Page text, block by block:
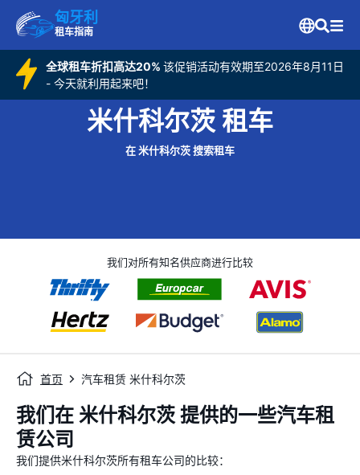
匈牙利
租车指南
全球租车折扣高达20% 该促销活动有效期至2026年8月11日
- 今天就利用起来吧！
米什科尔茨 租车
在 米什科尔茨 搜索租车
我们对所有知名供应商进行比较
首页 汽车租赁 米什科尔茨
我们在 米什科尔茨 提供的一些汽车租
赁公司
我们提供米什科尔茨所有租车公司的比较：